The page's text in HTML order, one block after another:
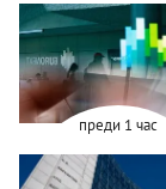
преди 1 час